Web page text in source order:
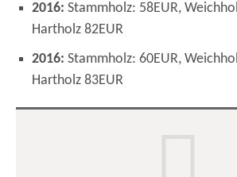
2016: Stammholz: 58EUR,
Hartholz 82EUR
2016: Stammholz: 60EUR,
Hartholz 83EUR